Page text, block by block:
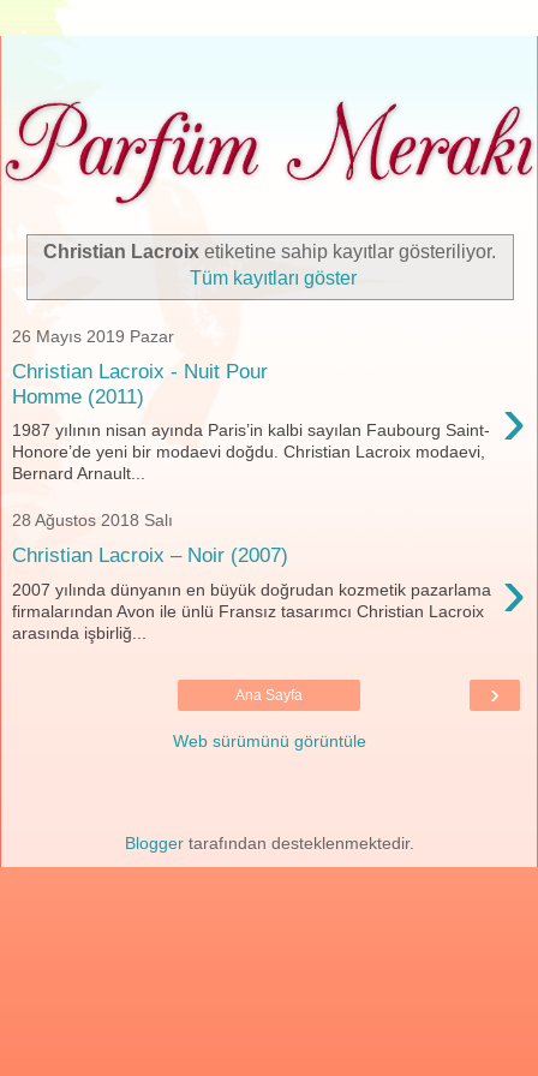
Christian Lacroixetiketine sahip kayıtlar gösteriliyor.
Tüm kayıtları göster
26 Mayıs 2019 Pazar
Christian Lacroix - Nuit Pour
Homme (2011)
›
1987 yılının nisan ayında Paris’in kalbi sayılan Faubourg Saint-
Honore’de yeni bir modaevi doğdu. Christian Lacroix modaevi,
Bernard Arnault...
28 Ağustos 2018 Salı
Christian Lacroix – Noir (2007) ›
2007 yılında dünyanın en büyük doğrudan kozmetik pazarlama
firmalarından Avon ile ünlü Fransız tasarımcı Christian Lacroix
arasında işbirliğ...
›
Ana Sayfa
Web sürümünü görüntüle
Bloggertarafından desteklenmektedir.